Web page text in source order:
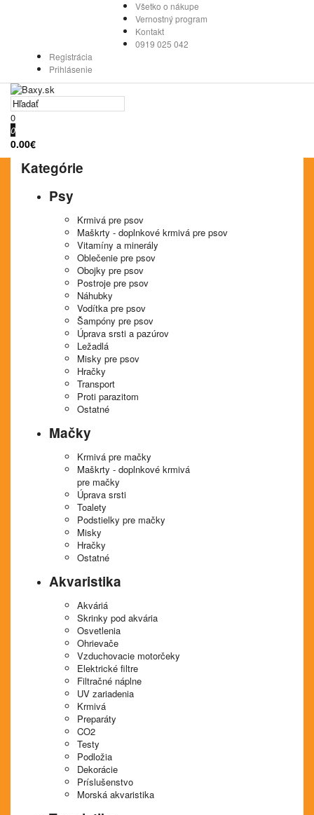
Všetko o nákupe
Vernostný program
Kontakt
0919 025 042
Registrácia
Prihlásenie
0
0
0.00€
Kategórie
Psy
Krmivá pre psov
Maškrty - doplnkové krmivá pre psov
Vitamíny a minerály
Oblečenie pre psov
Obojky pre psov
Postroje pre psov
Náhubky
Vodítka pre psov
Šampóny pre psov
Úprava srsti a pazúrov
Ležadlá
Misky pre psov
Hračky
Transport
Proti parazitom
Ostatné
Mačky
Krmivá pre mačky
Maškrty - doplnkové krmivá
pre mačky
Úprava srsti
Toalety
Podstielky pre mačky
Misky
Hračky
Ostatné
Akvaristika
Akváriá
Skrinky pod akvária
Osvetlenia
Ohrievače
Vzduchovacie motorčeky
Elektrické filtre
Filtračné náplne
UV zariadenia
Krmivá
Preparáty
CO2
Testy
Podložia
Dekorácie
Príslušenstvo
Morská akvaristika